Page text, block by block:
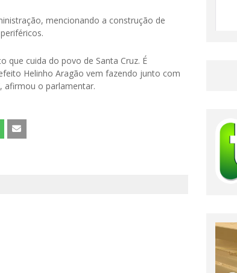
mencionando a construção de
que cuida do povo de Santa Cruz. É
Helinho Aragão vem fazendo junto com
afirmou o parlamentar.